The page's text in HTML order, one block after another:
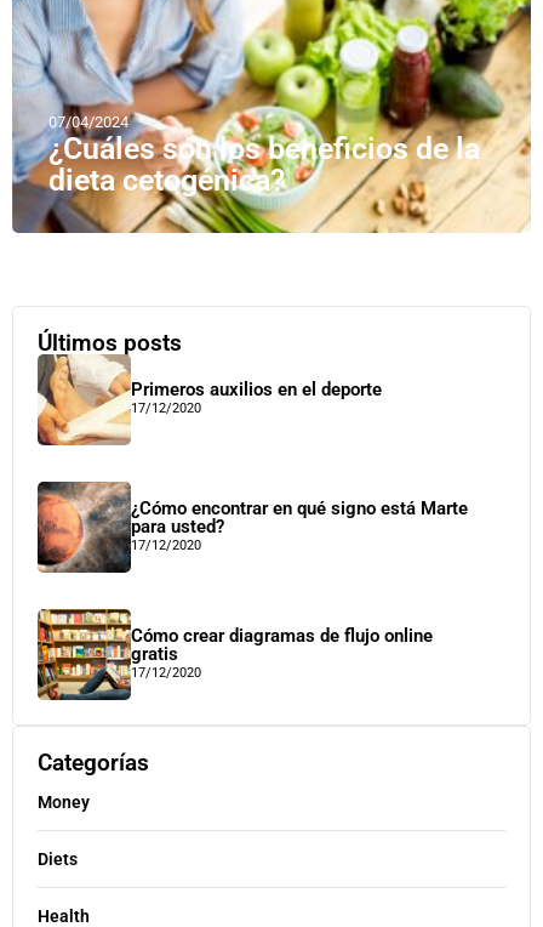
07/04/2024
¿Cuáles son los beneficios de la
dieta cetogénica?
Últimos posts
Primeros auxilios en el deporte
17/12/2020
¿Cómo encontrar en qué signo está Marte
para usted?
17/12/2020
Cómo crear diagramas de flujo online
gratis
17/12/2020
Categorías
Money
Diets
Health